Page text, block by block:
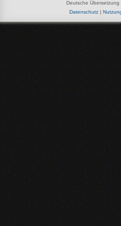
Deutsche Übersetzung
Datenschutz|